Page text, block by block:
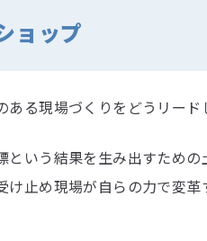
ョップ
る現場づくりをどうリード
いう結果を生み出すため
止め現場が自らの力で変